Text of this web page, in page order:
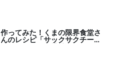
作ってみた！くまの限界食堂さ
んのレシピ「サックサクチーズ